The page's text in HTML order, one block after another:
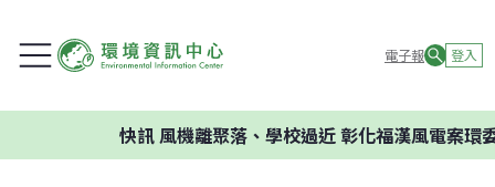
電子報 登入
風機離聚落、學校過近 彰化福漢風電案環委建